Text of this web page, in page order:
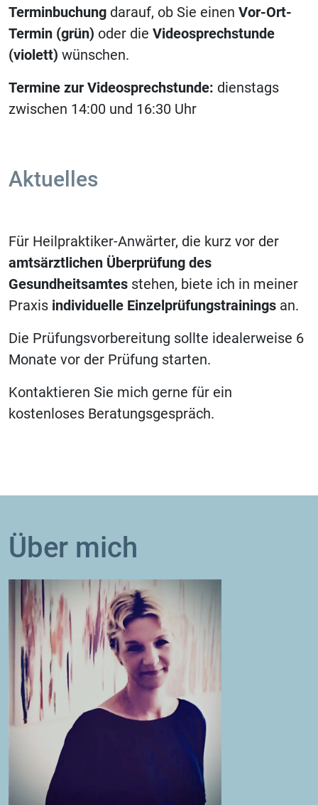
Terminbuchung darauf, ob Sie einen Vor-Ort-
Termin (grün) oder die Videosprechstunde
(violett) wünschen.
Termine zur Videosprechstunde: dienstags
zwischen 14:00 und 16:30 Uhr
Aktuelles
Für Heilpraktiker-Anwärter, die kurz vor der
amtsärztlichen Überprüfung des
Gesundheitsamtes stehen, biete ich in meiner
Praxis individuelle Einzelprüfungstrainings an.
Die Prüfungsvorbereitung sollte idealerweise 6
Monate vor der Prüfung starten.
Kontaktieren Sie mich gerne für ein
kostenloses Beratungsgespräch.
Über mich